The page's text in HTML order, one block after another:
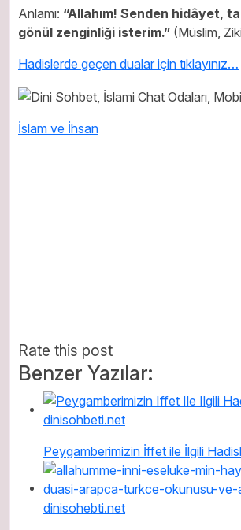
Anlamı: “Allahım! Senden hidâyet,
gönül zenginliği isterim.” (Müslim,
Hadislerde geçen dualar için tıklayınız…
İslam ve İhsan
Rate this post
Benzer Yazılar:
Peygamberimizin İffet ile İlgili